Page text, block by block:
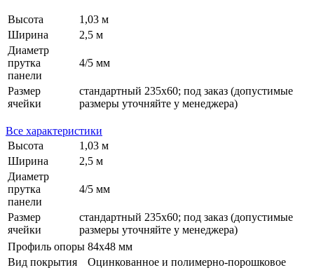
Высота
1,03 м
Ширина
2,5 м
Диаметр
прутка
панели
4/5 мм
Размер
ячейки
стандартный 235х60; под заказ (допустимые
размеры уточняйте у менеджера)
Все характеристики
Высота
1,03 м
Ширина
2,5 м
Диаметр
прутка
панели
4/5 мм
Размер
ячейки
стандартный 235х60; под заказ (допустимые
размеры уточняйте у менеджера)
Профиль опоры 84х48 мм
Вид покрытия
Оцинкованное и полимерно-порошковое